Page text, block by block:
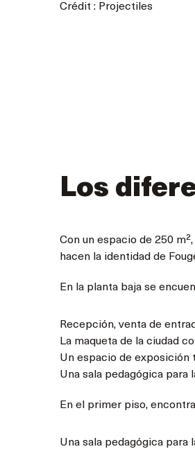
Crédit : Projectiles
Los
Con un espacio de 250
hacen la identidad de
En la planta baja se
Recepción, venta de
La maqueta de la ciudad
Un espacio de exposición
Una sala pedagógica
En el primer piso,
Una sala pedagógica